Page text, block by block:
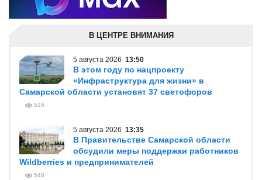
В ЦЕНТРЕ ВНИМАНИЯ
5 августа 2026 13:50
В этом году по нацпроекту
«Инфраструктура для жизни» в
Самарской области установят 37 светофоров
516
5 августа 2026 13:35
В Правительстве Самарской области
обсудили меры поддержки работников
Wildberries и предпринимателей
548